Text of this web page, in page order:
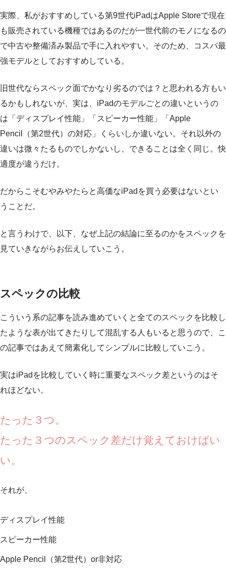
実際、私がおすすめしている第9世代iPadはApple Storeで現在
も販売されている機種ではあるのだが一世代前のモノになるの
で中古や整備済み製品で手に入れやすい。そのため、コスパ最
強モデルとしておすすめしている。
旧世代ならスペック面でかなり劣るのでは？と思われる方もい
るかもしれないが、実は、iPadのモデルごとの違いというの
は「ディスプレイ性能」「スピーカー性能」「Apple
Pencil（第2世代）の対応」くらいしか違いない。それ以外の
違いは微々たるものでしかないし、できることは全く同じ。快
適度が違うだけ。
だからこそむやみやたらと高価なiPadを買う必要はないとい
うことだ。
と言うわけで、以下、なぜ上記の結論に至るのかをスペックを
見ていきながらお伝えしていこう。
スペックの比較
こういう系の記事を読み進めていくと全てのスペックを比較し
たような表が出てきたりして混乱する人もいると思うので、こ
の記事ではあえて簡素化してシンプルに比較していこう。
実はiPadを比較していく時に重要なスペック差というのはそ
れほどない。
たった３つ。
たった３つのスペック差だけ覚えておけばい
い。
それが、
ディスプレイ性能
スピーカー性能
Apple Pencil（第2世代）or非対応